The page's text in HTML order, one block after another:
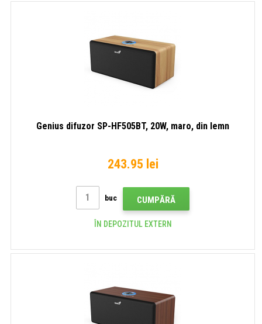
Genius difuzor SP-HF505BT, 20W, maro, din lemn
243.95 lei
buc CUMPĂRĂ
ÎN DEPOZITUL EXTERN